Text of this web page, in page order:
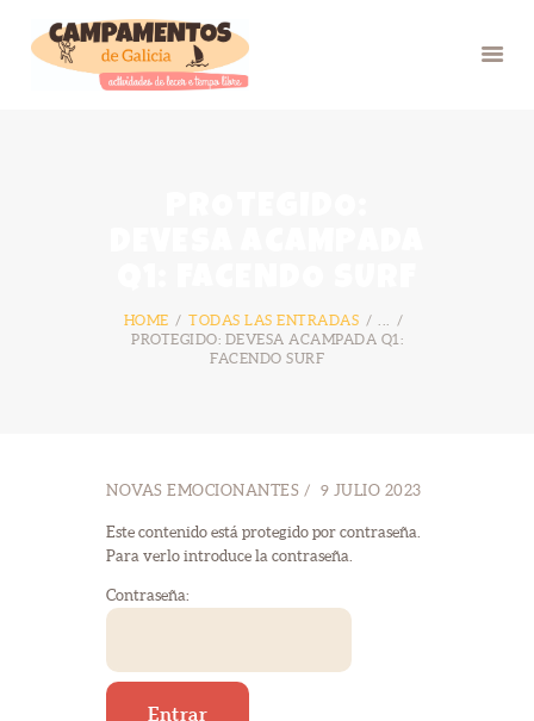
HOME TODAS LAS ENTRADAS
PROTEGIDO: DEVESA ACAMPADA Q1:
FACENDO SURF
BLOG
NOVAS EMOCIONANTES 9 JULIO 2023
Este contenido está protegido por contraseña.
Para verlo introduce la contraseña.
Contraseña: